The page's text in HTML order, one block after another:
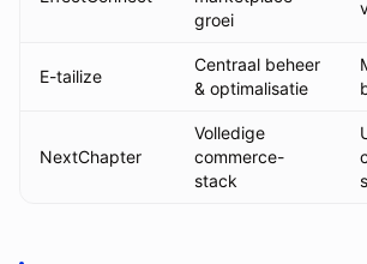
groei
E-tailize
Centraal beheer
& optimalisatie
NextChapter
Volledige
commerce-
stack